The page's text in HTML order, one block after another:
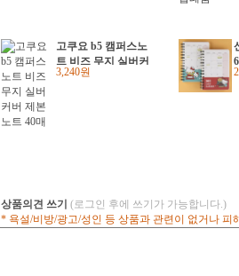
고쿠요 b5 캠퍼스노
트 비즈 무지 실버커
버 제본노트 40매
3,240원
상품의견 쓰기 (로그인 후에 쓰기가 가능합니다.)
* 욕설/비방/광고/성인 등 상품과 관련이 없거나